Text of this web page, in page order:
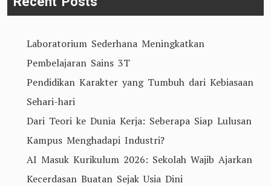
Laboratorium Sederhana Meningkatkan
Pembelajaran Sains 3T
Pendidikan Karakter yang Tumbuh dari Kebiasaan
Sehari-hari
Dari Teori ke Dunia Kerja: Seberapa Siap Lulusan
Kampus Menghadapi Industri?
AI Masuk Kurikulum 2026: Sekolah Wajib Ajarkan
Kecerdasan Buatan Sejak Usia Dini